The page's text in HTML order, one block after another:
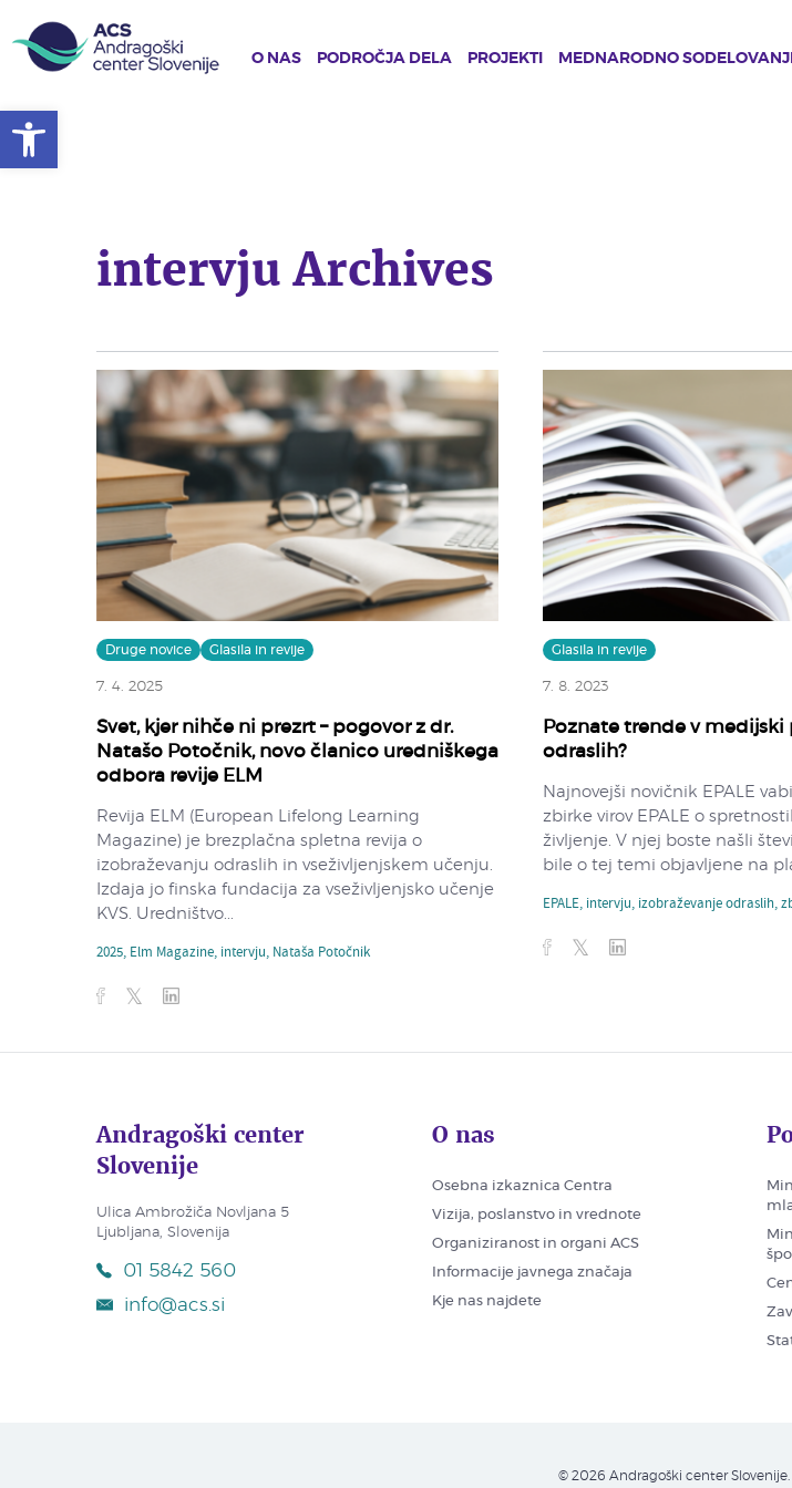
O NAS PODROČJA DELA PROJEKTI MEDNARODNO
intervju Archives
Druge novice Glasila in revije
7. 4. 2025
Svet, kjer nihče ni prezrt – pogovor z dr.
Natašo Potočnik, novo članico uredniškega
odbora revije ELM
Revija ELM (European Lifelong Learning
Magazine) je brezplačna spletna revija o
izobraževanju odraslih in vseživljenjskem učenju.
Izdaja jo finska fundacija za vseživljenjsko učenje
KVS. Uredništvo...
2025, Elm Magazine, intervju, Nataša Potočnik
Glasila in revije
7. 8. 2023
Poznate trende v
odraslih?
Najnovejši novičnik EPALE
zbirke virov EPALE o
življenje. V njej boste našli
bile o tej temi objavljene na
EPALE, intervju, izobraževanje odraslih,
Andragoški center
Slovenije
Ulica Ambrožiča Novljana 5
Ljubljana, Slovenija
01 5842 560
info@acs.si
O nas
Osebna izkaznica Centra
Vizija, poslanstvo in vrednote
Organiziranost in organi ACS
Informacije javnega značaja
Kje nas najdete
© 2026 Andragoški center Slovenije.
Open toolbar